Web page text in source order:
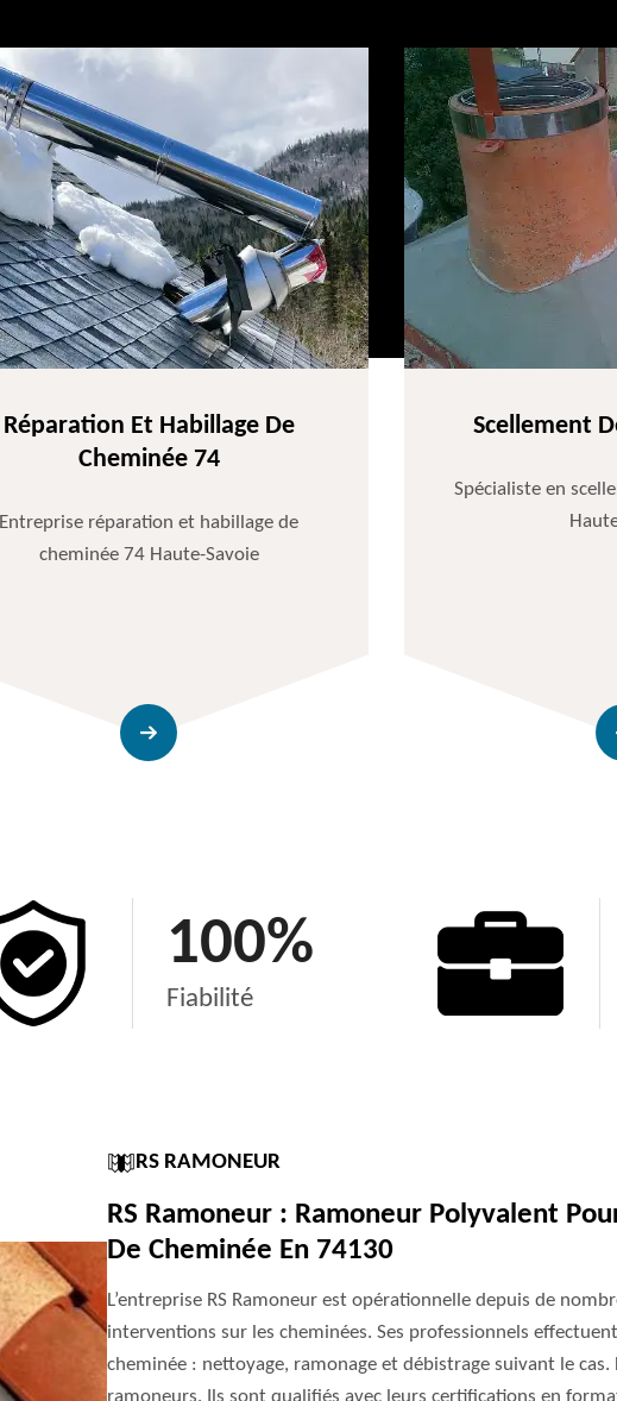
Réparation Et Habillage De
Cheminée 74
Entreprise réparation et habillage de
cheminée 74 Haute-Savoie
Scellement
Spécialiste en
100%
Fiabilité
RS RAMONEUR
RS Ramoneur : Ramoneur Polyvalent
De Cheminée En 74130
L’entreprise RS Ramoneur est opérationnelle depuis de
interventions sur les cheminées. Ses professionnels
cheminée : nettoyage, ramonage et débistrage suivant le
ramoneurs. Ils sont qualifiés avec leurs certifications en